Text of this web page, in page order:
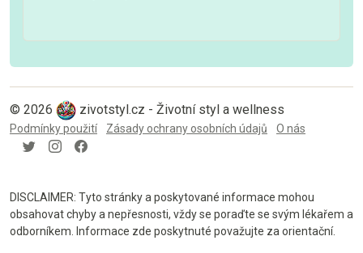
© 2026 zivotstyl.cz - Životní styl a wellness
Podmínky použití Zásady ochrany osobních údajů O nás
DISCLAIMER: Tyto stránky a poskytované informace mohou
obsahovat chyby a nepřesnosti, vždy se poraďte se svým lékařem a
odborníkem. Informace zde poskytnuté považujte za orientační.